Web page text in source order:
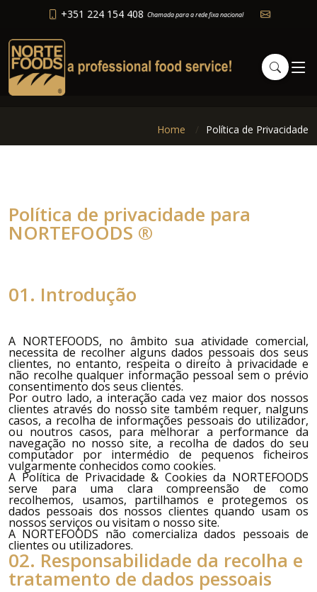
+351 224 154 408 Chamada para a rede fixa nacional
Home Política de Privacidade
Política de privacidade para
NORTEFOODS ®
01. Introdução
A NORTEFOODS, no âmbito sua atividade comercial,
necessita de recolher alguns dados pessoais dos seus
clientes, no entanto, respeita o direito à privacidade e
não recolhe qualquer informação pessoal sem o prévio
consentimento dos seus clientes.
Por outro lado, a interação cada vez maior dos nossos
clientes através do nosso site também requer, nalguns
casos, a recolha de informações pessoais do utilizador,
ou noutros casos, para melhorar a performance da
navegação no nosso site, a recolha de dados do seu
computador por intermédio de pequenos ficheiros
vulgarmente conhecidos como cookies.
A Política de Privacidade & Cookies da NORTEFOODS
serve para uma clara compreensão de como
recolhemos, usamos, partilhamos e protegemos os
dados pessoais dos nossos clientes quando usam os
nossos serviços ou visitam o nosso site.
A NORTEFOODS não comercializa dados pessoais de
clientes ou utilizadores.
02. Responsabilidade da recolha e
tratamento de dados pessoais